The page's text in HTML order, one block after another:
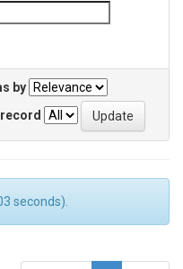
by
seconds).